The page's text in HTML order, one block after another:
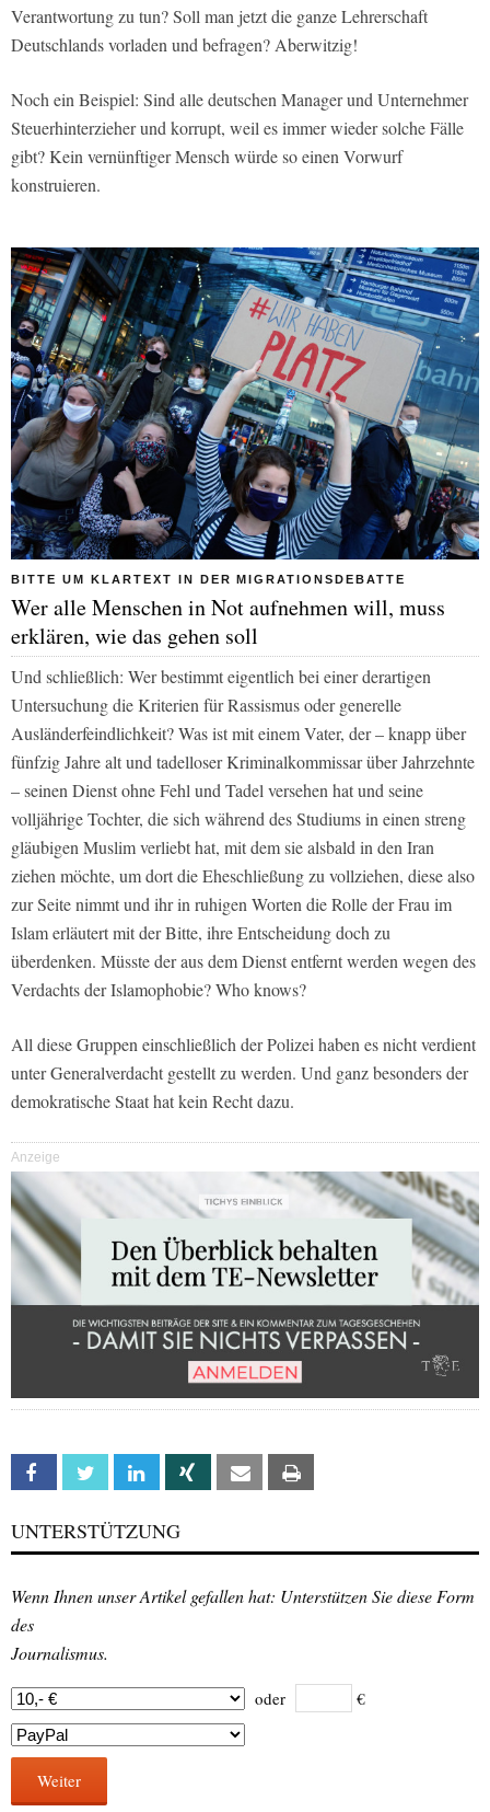
Verantwortung zu tun? Soll man jetzt die ganze Lehrerschaft
Deutschlands vorladen und befragen? Aberwitzig!
Noch ein Beispiel: Sind alle deutschen Manager und Unternehmer
Steuerhinterzieher und korrupt, weil es immer wieder solche Fälle
gibt? Kein vernünftiger Mensch würde so einen Vorwurf
konstruieren.
BITTE UM KLARTEXT IN DER MIGRATIONSDEBATTE
Wer alle Menschen in Not aufnehmen will, muss
erklären, wie das gehen soll
Und schließlich: Wer bestimmt eigentlich bei einer derartigen
Untersuchung die Kriterien für Rassismus oder generelle
Ausländerfeindlichkeit? Was ist mit einem Vater, der – knapp über
fünfzig Jahre alt und tadelloser Kriminalkommissar über Jahrzehnte
– seinen Dienst ohne Fehl und Tadel versehen hat und seine
volljährige Tochter, die sich während des Studiums in einen streng
gläubigen Muslim verliebt hat, mit dem sie alsbald in den Iran
ziehen möchte, um dort die Eheschließung zu vollziehen, diese also
zur Seite nimmt und ihr in ruhigen Worten die Rolle der Frau im
Islam erläutert mit der Bitte, ihre Entscheidung doch zu
überdenken. Müsste der aus dem Dienst entfernt werden wegen des
Verdachts der Islamophobie? Who knows?
All diese Gruppen einschließlich der Polizei haben es nicht verdient
unter Generalverdacht gestellt zu werden. Und ganz besonders der
demokratische Staat hat kein Recht dazu.
Anzeige
Facebook Twitter Linkedin Xing Email
UNTERSTÜTZUNG
Wenn Ihnen unser Artikel gefallen hat: Unterstützen Sie diese Form
des
Journalismus.
oder €
Weiter